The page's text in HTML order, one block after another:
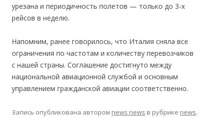
урезана и периодичность полетов — только до 3-х
рейсов в неделю.
Напомним, ранее говорилось, что Италия сняла все
ограничения по частотам и количеству перевозчиков
с нашей страны. Соглашение достигнуто между
национальной авиационной службой и основным
управлением гражданской авиации соответственно.
Запись опубликована автором news news в рубрике news.